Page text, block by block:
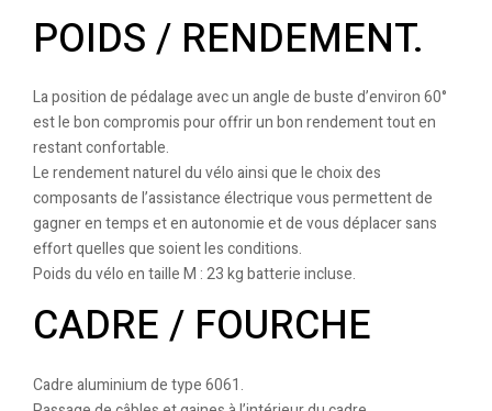
POIDS / RENDEMENT.
La position de pédalage avec un angle de buste d’environ 60°
est le bon compromis pour offrir un bon rendement tout en
restant confortable.
Le rendement naturel du vélo ainsi que le choix des
composants de l’assistance électrique vous permettent de
gagner en temps et en autonomie et de vous déplacer sans
effort quelles que soient les conditions.
Poids du vélo en taille M : 23 kg batterie incluse.
CADRE / FOURCHE
Cadre aluminium de type 6061.